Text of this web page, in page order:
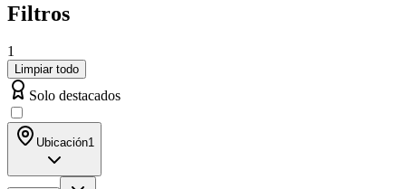
Filtros
1
Limpiar todo
Solo destacados
Ubicación1